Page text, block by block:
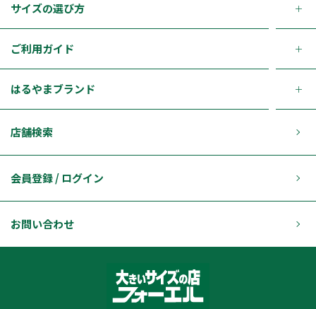
サイズの選び方
ご利用ガイド
はるやまブランド
店舗検索
会員登録 / ログイン
お問い合わせ